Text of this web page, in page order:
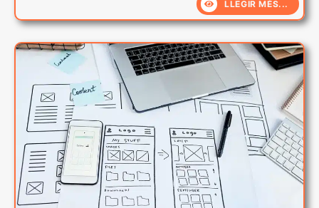
LLEGIR MÉS...